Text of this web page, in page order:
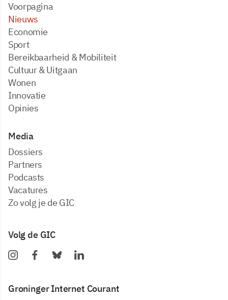
Voorpagina
Nieuws
Economie
Sport
Bereikbaarheid & Mobiliteit
Cultuur & Uitgaan
Wonen
Innovatie
Opinies
Media
dossiers
partners
podcasts
vacatures
zo volg je de GIC
Volg de GIC
Groninger Internet Courant